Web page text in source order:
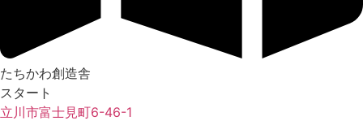
たちかわ創造舎
スタート
立川市富士見町6-46-1